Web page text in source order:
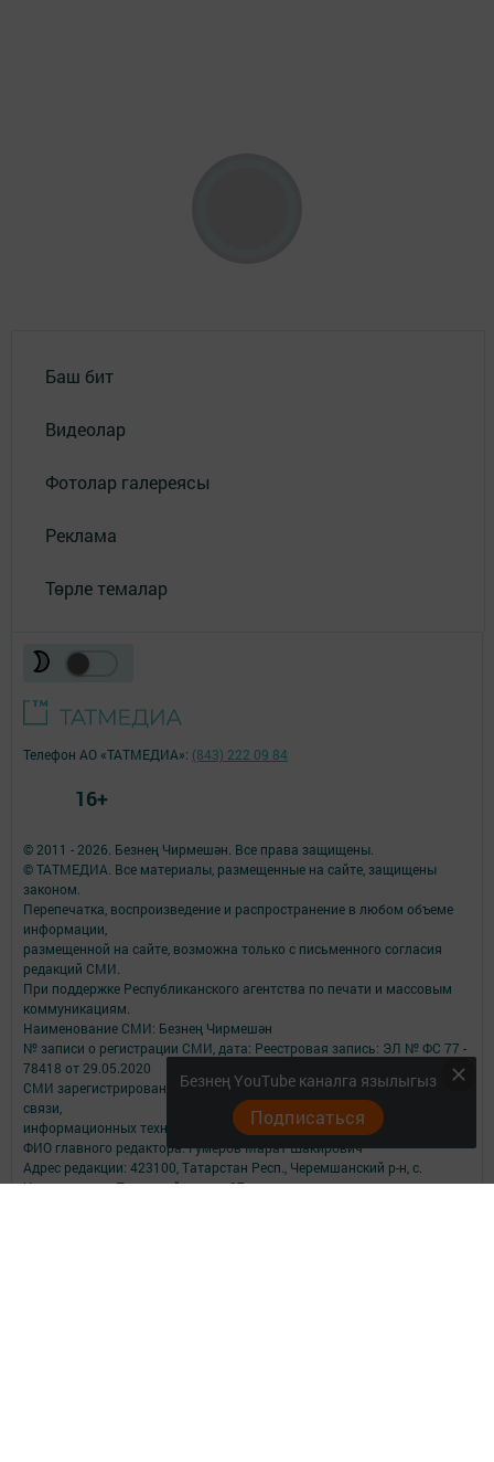
Баш бит
Видеолар
Фотолар галереясы
Реклама
Төрле темалар
Безнең YouTube каналга язылыгыз
Подписаться
© 2011 - 2026. Безнең Чирмешән. Все права защищены.
© ТАТМЕДИА. Все материалы, размещенные на сайте, защищены
законом.
Перепечатка, воспроизведение и распространение в любом объеме
информации,
размещенной на сайте, возможна только с письменного согласия
редакций СМИ.
При поддержке Республиканского агентства по печати и массовым
коммуникациям.
Наименование СМИ: Безнең Чирмешән
№ записи о регистрации СМИ, дата: Реестровая запись: ЭЛ № ФС 77 -
78418 от 29.05.2020
СМИ зарегистрированно Федеральной службой по надзору в сфере
связи,
информационных технологий и массовых коммуникаций
ФИО главного редактора: Гумеров Марат Шакирович
Адрес редакции: 423100, Татарстан Респ., Черемшанский р-н, с.
Черемшан, ул. Первомайская, д. 27
Телефон АО «ТАТМЕДИА»: (843) 222 09 84
16+